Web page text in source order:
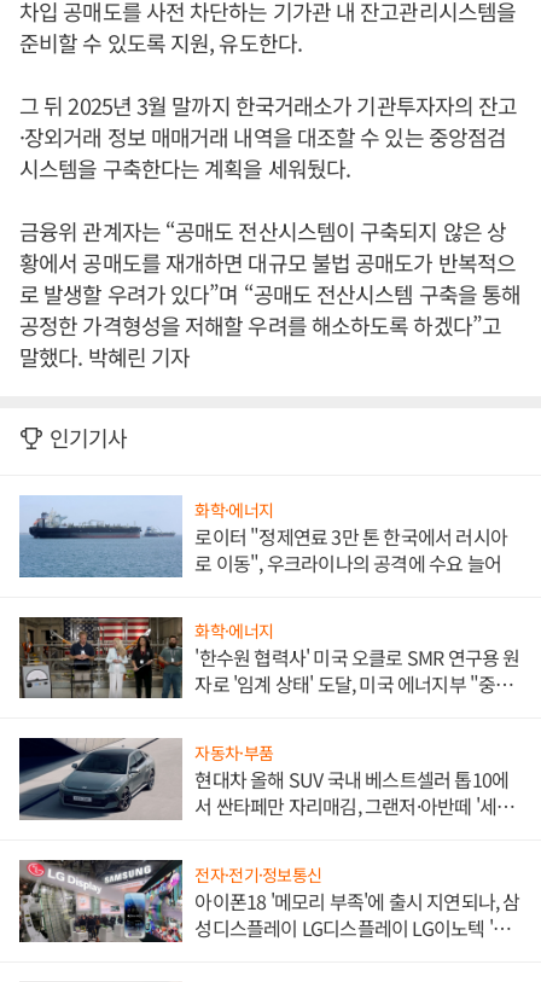
차입 공매도를 사전 차단하는 기가관 내 잔고관리시스템을
준비할 수 있도록 지원, 유도한다.
그 뒤 2025년 3월 말까지 한국거래소가 기관투자자의 잔고
·장외거래 정보 매매거래 내역을 대조할 수 있는 중앙점검
시스템을 구축한다는 계획을 세워뒀다.
금융위 관계자는 “공매도 전산시스템이 구축되지 않은 상
황에서 공매도를 재개하면 대규모 불법 공매도가 반복적으
로 발생할 우려가 있다”며 “공매도 전산시스템 구축을 통해
공정한 가격형성을 저해할 우려를 해소하도록 하겠다”고
말했다. 박혜린 기자
인기기사
화학·에너지
로이터 "정제연료 3만 톤 한국에서 러시아
로 이동", 우크라이나의 공격에 수요 늘어
화학·에너지
'한수원 협력사' 미국 오클로 SMR 연구용 원
자로 '임계 상태' 도달, 미국 에너지부 "중요
자동차·부품
현대차 올해 SUV 국내 베스트셀러 톱10에
서 싼타페만 자리매김, 그랜저·아반떼 '세단
전자·전기·정보통신
아이폰18 '메모리 부족'에 출시 지연되나, 삼
성디스플레이 LG디스플레이 LG이노텍 '탈